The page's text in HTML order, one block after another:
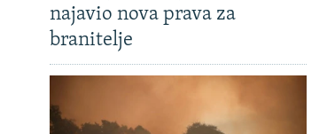
najavio nova prava za
branitelje